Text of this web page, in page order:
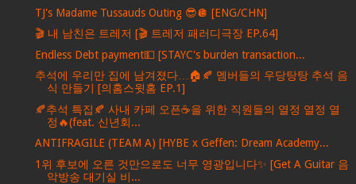
TJ's Madame Tussauds Outing 😎🪩 [ENG/CHN]
🎬 내 남친은 트레저 [🎬 트레저 패러디극장 EP.64]
Endless Debt payment💵 [STAYC's burden transaction...
추석에 우리만 집에 남겨졌다…🏠🍂 멤버들의 우당탕탕 추석 음
식 만들기 [의홈스윗홈 EP.1]
🍂추석 특집🍂 사내 카페 오픈☕️을 위한 직원들의 열정 열정 열
정🔥(feat. 신년회...
ANTIFRAGILE (TEAM A) [HYBE x Geffen: Dream Academy...
1위 후보에 오른 것만으로도 너무 영광입니다✨ [Get A Guitar 음
악방송 대기실 비...